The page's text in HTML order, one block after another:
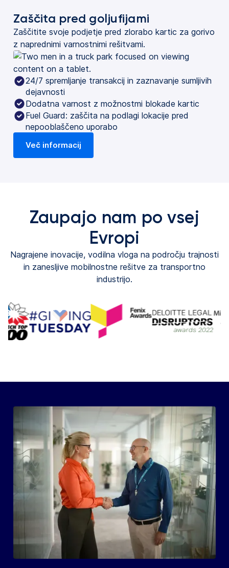
Zaščita pred goljufijami
Zaščitite svoje podjetje pred zlorabo kartic za gorivo
z naprednimi varnostnimi rešitvami.
24/7 spremljanje transakcij in zaznavanje sumljivih
dejavnosti
Dodatna varnost z možnostmi blokade kartic
Fuel Guard: zaščita na podlagi lokacije pred
nepooblaščeno uporabo
Več informacij
Zaupajo nam po vsej
Evropi
Nagrajene inovacije, vodilna vloga na področju trajnosti
in zanesljive mobilnostne rešitve za transportno
industrijo.